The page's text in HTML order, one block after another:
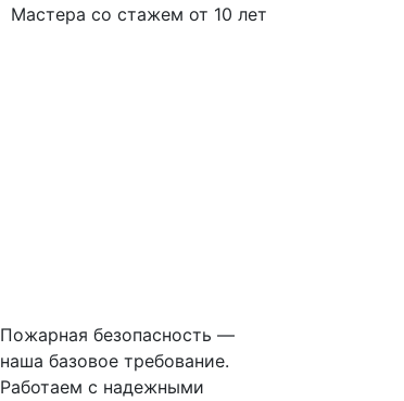
Мастера со стажем от 10 лет
Пожарная безопасность —
наша базовое требование.
Работаем с надежными